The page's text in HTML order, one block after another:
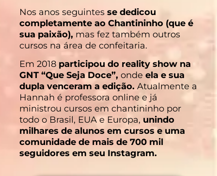
Nos anos seguintes se dedicou
completamente ao Chantininho (que é
sua paixão), mas fez também outros
cursos na área de confeitaria.
Em 2018 participou do reality show na
GNT “Que Seja Doce”, onde ela e sua
dupla venceram a edição. Atualmente a
Hannah é professora online e já
ministrou cursos em chantininho por
todo o Brasil, EUA e Europa, unindo
milhares de alunos em cursos e uma
comunidade de mais de 700 mil
seguidores em seu Instagram.